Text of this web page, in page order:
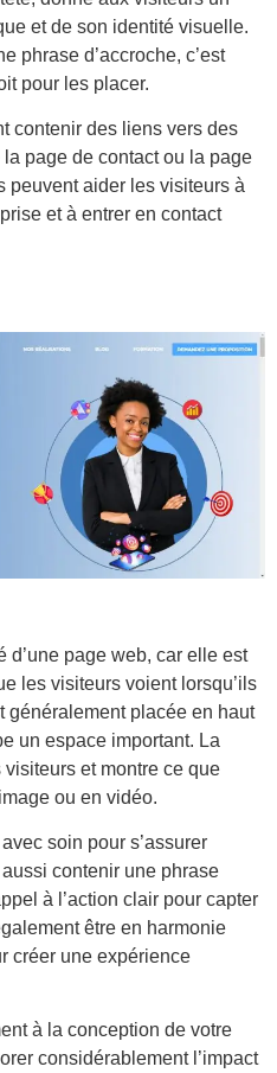
et de son identité visuelle.
phrase d’accroche, c’est
pour les placer.
contenir des liens vers des
page de contact ou la page
peuvent aider les visiteurs à
et à entrer en contact
d’une page web, car elle est
les visiteurs voient lorsqu’ils
généralement placée en haut
un espace important. La
visiteurs et montre ce que
ou en vidéo.
soin pour s’assurer
contenir une phrase
à l’action clair pour capter
être en harmonie
créer une expérience
à la conception de votre
considérablement l’impact